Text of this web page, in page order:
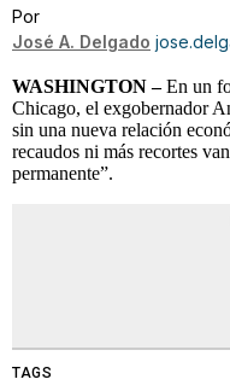
Por
José A. Delgado
WASHINGTON –En un
Chicago, el exgobernador
sin una nueva relación
recaudos ni más recortes
permanente”.
TAGS